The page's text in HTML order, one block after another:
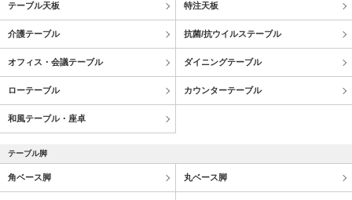
テーブル天板 特注天板
介護テーブル 抗菌/抗ウイルステーブル
オフィス・会議テーブル ダイニングテーブル
ローテーブル カウンターテーブル
和風テーブル・座卓
テーブル脚
角ベース脚 丸ベース脚